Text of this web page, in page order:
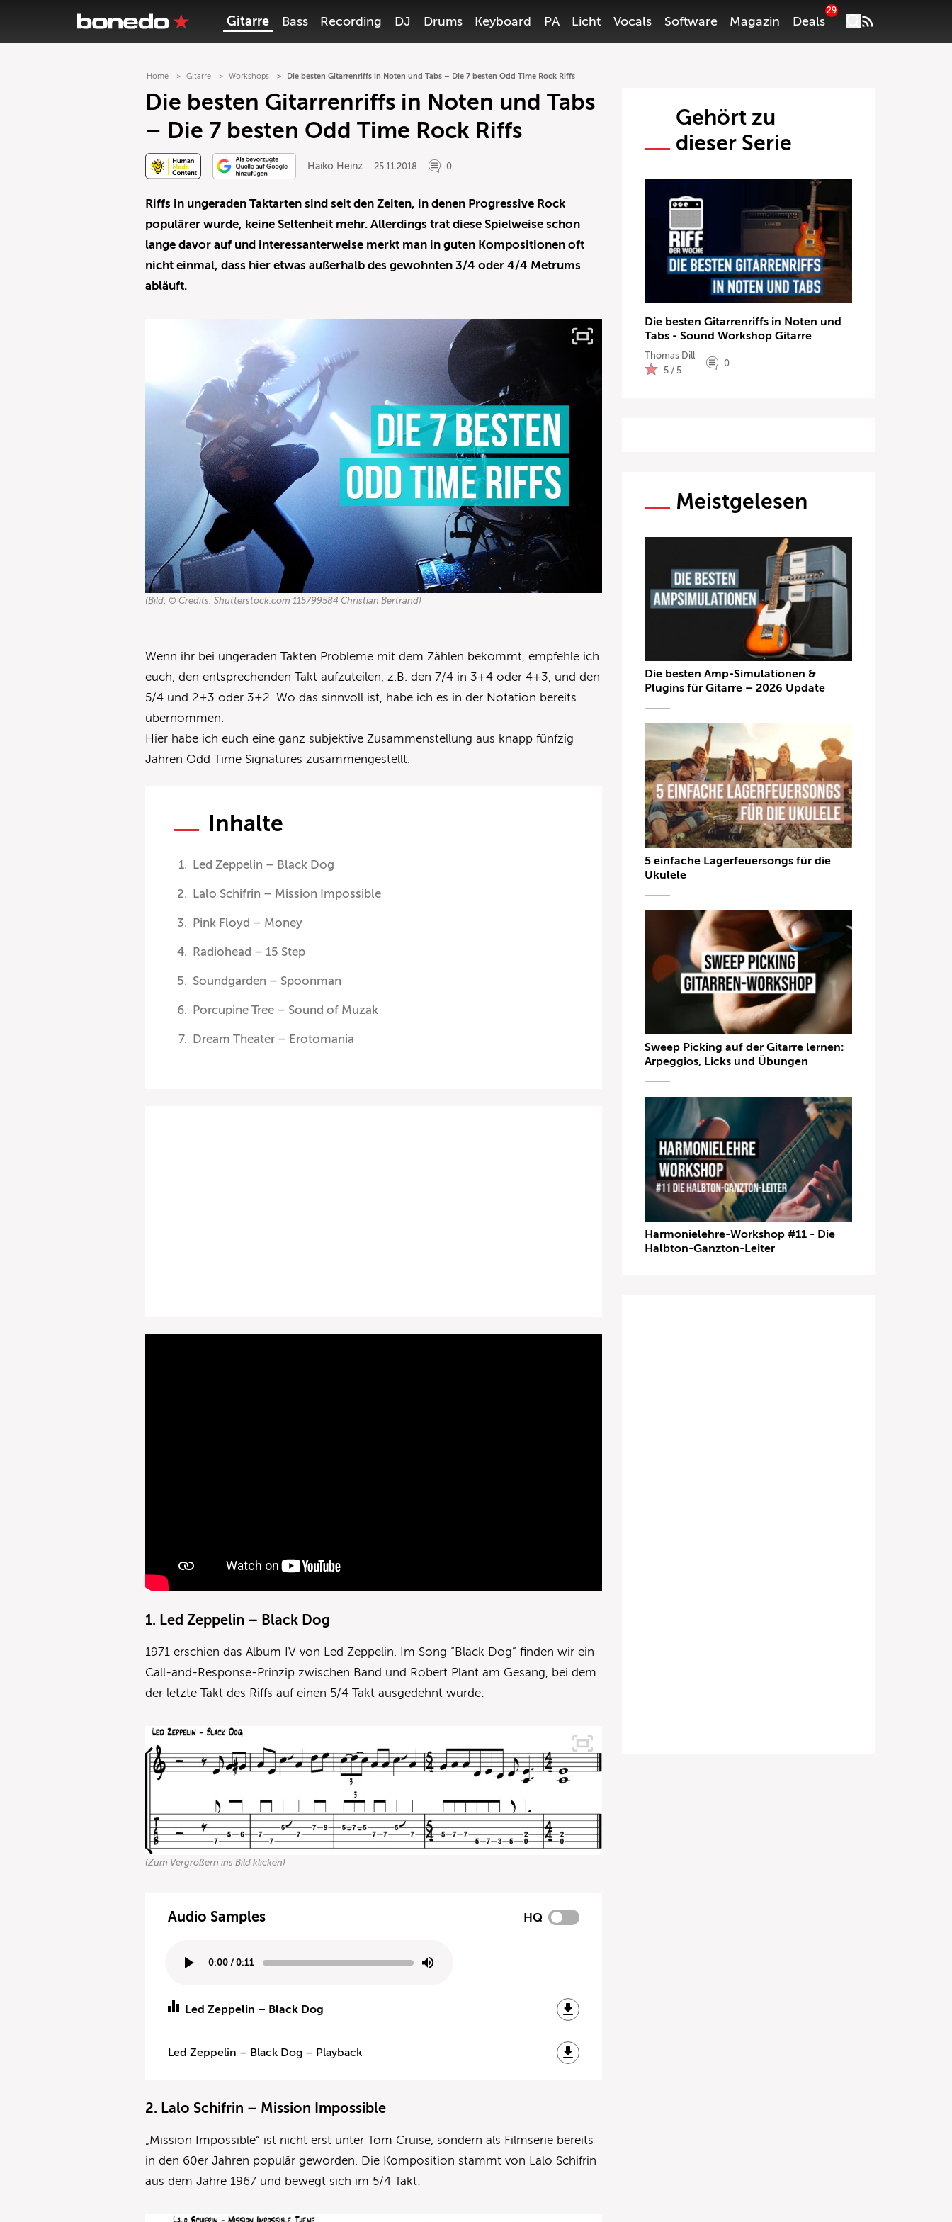
Gitarre Bass Recording DJ Drums Keyboard PA Licht Vocals Software Magazin Deals
29
Home Gitarre Workshops Die besten Gitarrenriffs in Noten und Tabs – Die 7 besten Odd Time Rock Riffs
Die besten Gitarrenriffs in Noten und Tabs
– Die 7 besten Odd Time Rock Riffs
Haiko Heinz 25.11.2018 0
Riffs in ungeraden Taktarten sind seit den Zeiten, in denen Progressive Rock
populärer wurde, keine Seltenheit mehr. Allerdings trat diese Spielweise schon
lange davor auf und interessanterweise merkt man in guten Kompositionen oft
nicht einmal, dass hier etwas außerhalb des gewohnten 3/4 oder 4/4 Metrums
abläuft.
(Bild: © Credits: Shutterstock.com 115799584 Christian Bertrand)
Wenn ihr bei ungeraden Takten Probleme mit dem Zählen bekommt, empfehle ich
euch, den entsprechenden Takt aufzuteilen, z.B. den 7/4 in 3+4 oder 4+3, und den
5/4 und 2+3 oder 3+2. Wo das sinnvoll ist, habe ich es in der Notation bereits
übernommen.
Hier habe ich euch eine ganz subjektive Zusammenstellung aus knapp fünfzig
Jahren Odd Time Signatures zusammengestellt.
Inhalte
Led Zeppelin – Black Dog
Lalo Schifrin – Mission Impossible
Pink Floyd – Money
Radiohead – 15 Step
Soundgarden – Spoonman
Porcupine Tree – Sound of Muzak
Dream Theater – Erotomania
1. Led Zeppelin – Black Dog
1971 erschien das Album IV von Led Zeppelin. Im Song “Black Dog” finden wir ein
Call-and-Response-Prinzip zwischen Band und Robert Plant am Gesang, bei dem
der letzte Takt des Riffs auf einen 5/4 Takt ausgedehnt wurde:
(Zum Vergrößern ins Bild klicken)
Audio Samples HQ
0:00 / 0:11
Led Zeppelin – Black Dog
Led Zeppelin – Black Dog – Playback
2. Lalo Schifrin – Mission Impossible
„Mission Impossible“ ist nicht erst unter Tom Cruise, sondern als Filmserie bereits
in den 60er Jahren populär geworden. Die Komposition stammt von Lalo Schifrin
aus dem Jahre 1967 und bewegt sich im 5/4 Takt:
Gehört zu
dieser Serie
Die besten Gitarrenriffs in Noten und
Tabs - Sound Workshop Gitarre
Thomas Dill
5 / 5
0
Meistgelesen
Die besten Amp-Simulationen &
Plugins für Gitarre – 2026 Update
5 einfache Lagerfeuersongs für die
Ukulele
Sweep Picking auf der Gitarre lernen:
Arpeggios, Licks und Übungen
Harmonielehre-Workshop #11 - Die
Halbton-Ganzton-Leiter